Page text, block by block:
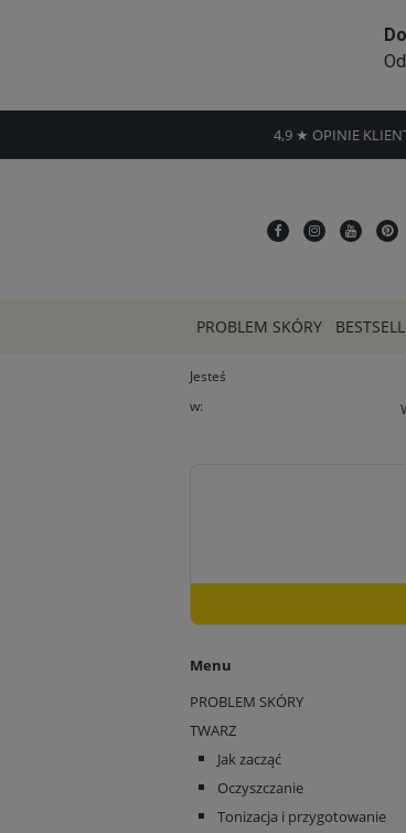
4,9 ★ OPINIE
PROBLEM SKÓRY
Jesteś
w:
Menu
PROBLEM SKÓRY
TWARZ
Jak zacząć
Oczyszczanie
Tonizacja i przygotowanie